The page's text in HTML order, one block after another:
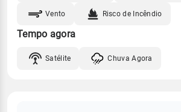
Vento Risco de Incêndio
Tempo agora
Satélite Chuva Agora